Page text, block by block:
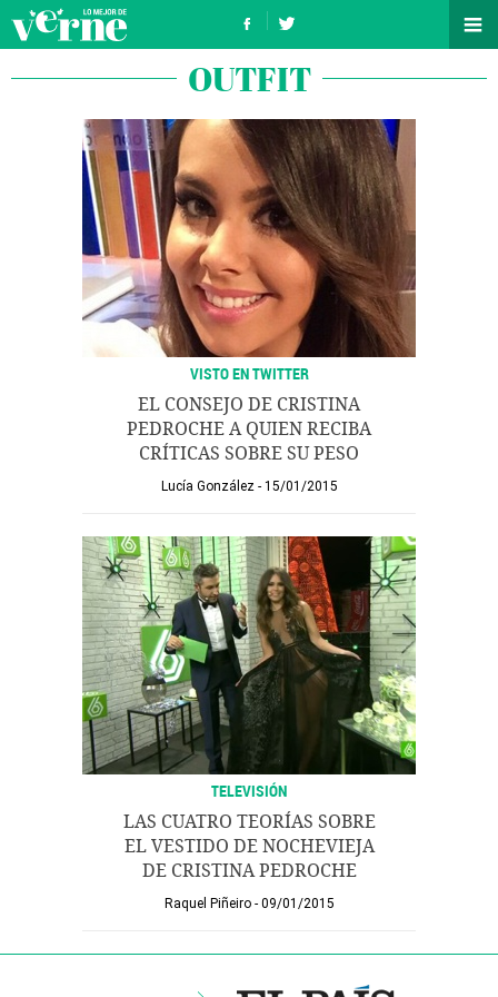
OUTFIT
VISTO EN TWITTER
EL CONSEJO DE CRISTINA
PEDROCHE A QUIEN RECIBA
CRÍTICAS SOBRE SU PESO
Lucía González 15/01/2015
TELEVISIÓN
LAS CUATRO TEORÍAS SOBRE
EL VESTIDO DE NOCHEVIEJA
DE CRISTINA PEDROCHE
Raquel Piñeiro 09/01/2015